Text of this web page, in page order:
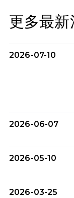
更多最新
2026-07-10
2026-06-07
2026-05-10
2026-03-25